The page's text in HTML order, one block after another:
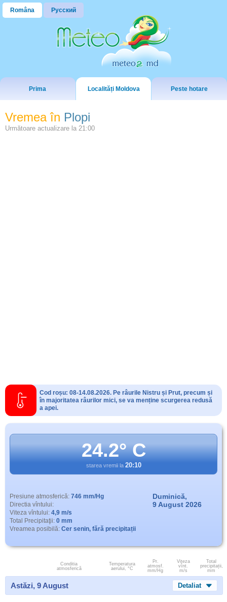
Româna Русский
Prima Localități Moldova Peste hotare
Vremea în Plopi
Următoare actualizare la 21:00
Cod roșu: 08-14.08.2026. Pe râurile Nistru și Prut, precum și
în majoritatea râurilor mici, se va menține scurgerea redusă
a apei.
24.2° C
starea vremii la 20:10
Presiune atmosferică: 746 mm/Hg
Directia vîntului:
Viteza vîntului: 4,9 m/s
Total Precipitaţii: 0 mm
Vreamea posibilă: Cer senin, fără precipitații
Duminică,
9 August 2026
Conditia
atmosferică
Temperatura
aerului, °C
Pr.
atmosf.
mm/Hg
Viteza
vînt.
m/s
Total
precipitații,
mm
Astăzi, 9 August Detaliat